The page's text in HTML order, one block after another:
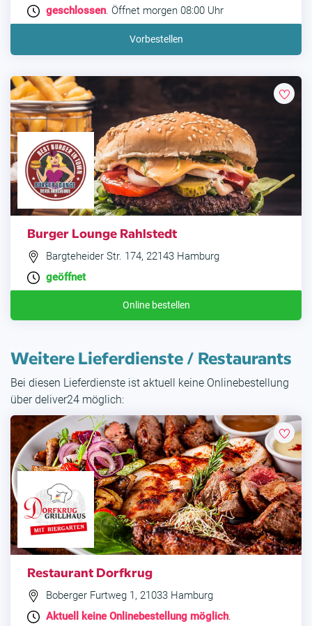
geschlossen. Öffnet morgen 08:00 Uhr
Vorbestellen
Burger Lounge Rahlstedt
Bargteheider Str. 174, 22143 Hamburg
geöffnet
Online bestellen
Weitere Lieferdienste / Restaurants
Bei diesen Lieferdienste ist aktuell keine Onlinebestellung
über deliver24 möglich:
Restaurant Dorfkrug
Boberger Furtweg 1, 21033 Hamburg
Aktuell keine Onlinebestellung möglich.